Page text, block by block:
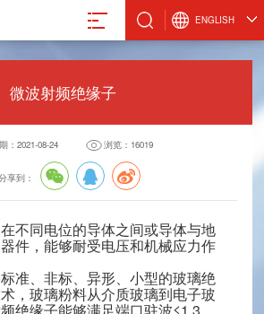
ENGLISH
微波设备
微波波导元件
封装外壳产品
电抗器
激光治疗仪
激光管激光电源
合金材料
微波射频绝缘子
：2021-08-24 浏览：16019
享到：
不同电位的导体之间或导体与地
件，能够耐受电压和机械应力作
准、非标、异形、小型的玻璃绝
，玻璃粉料从介质玻璃到电子玻
绝缘子能够满足端口驻波≤1.3，